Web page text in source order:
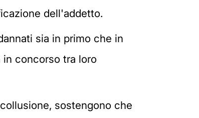
dell'addetto.
sia in primo che in
in concorso tra loro
sostengono che